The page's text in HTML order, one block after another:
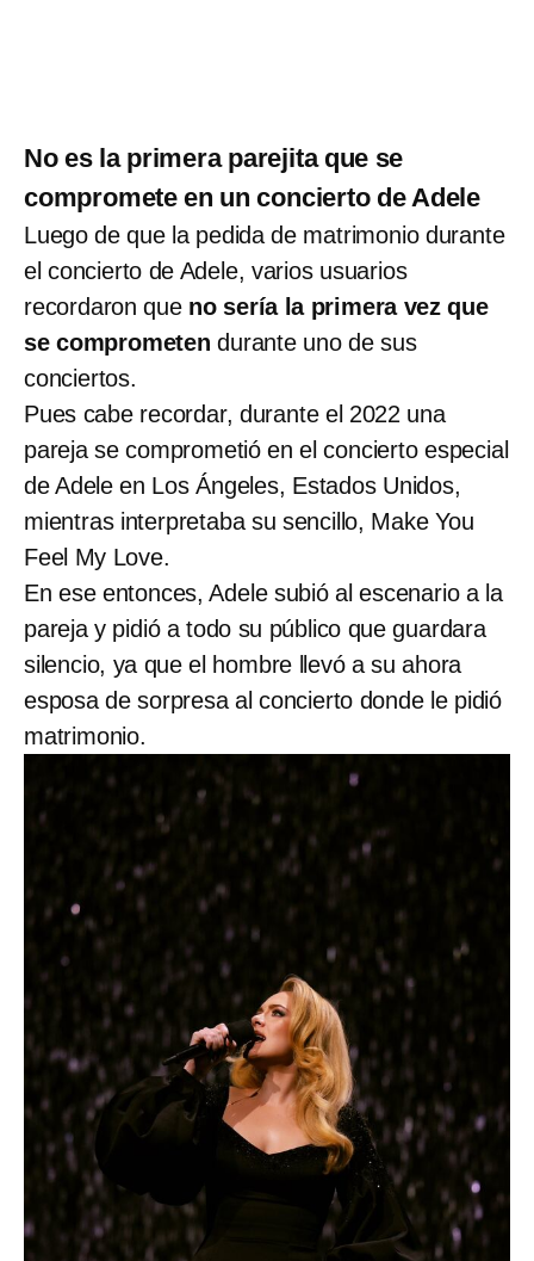
No es la primera parejita que se
compromete en un concierto de Adele
Luego de que la pedida de matrimonio durante
el concierto de Adele, varios usuarios
recordaron que no sería la primera vez que
se comprometendurante uno de sus
conciertos.
Pues cabe recordar, durante el 2022 una
pareja se comprometió en el concierto especial
de Adele en Los Ángeles, Estados Unidos,
mientras interpretaba su sencillo, Make You
Feel My Love.
En ese entonces, Adele subió al escenario a la
pareja y pidió a todo su público que guardara
silencio, ya que el hombre llevó a su ahora
esposa de sorpresa al concierto donde le pidió
matrimonio.